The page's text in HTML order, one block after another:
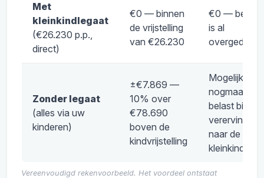
Met
kleinkindlegaat
(€26.230 p.p.,
direct)
€0 — binnen
de vrijstelling
van €26.230
€0 — bedrag
is al
Zonder legaat
(alles via uw
kinderen)
±€7.869 —
10% over
€78.690
boven de
kindvrijstelling
Mogelijk
nogmaals
belast bij
vererving
naar de
kleinkinderen
Vereenvoudigd rekenvoorbeeld. Het voordeel ontstaat